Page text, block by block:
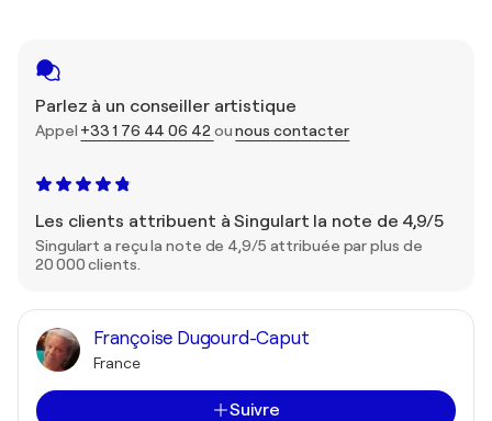
Parlez à un conseiller artistique
Appel +33 1 76 44 06 42 ounous contacter
Les clients attribuent à Singulart la note de 4,9/5
Singulart a reçu la note de 4,9/5 attribuée par plus de
20 000 clients.
Françoise Dugourd-Caput
France
Suivre